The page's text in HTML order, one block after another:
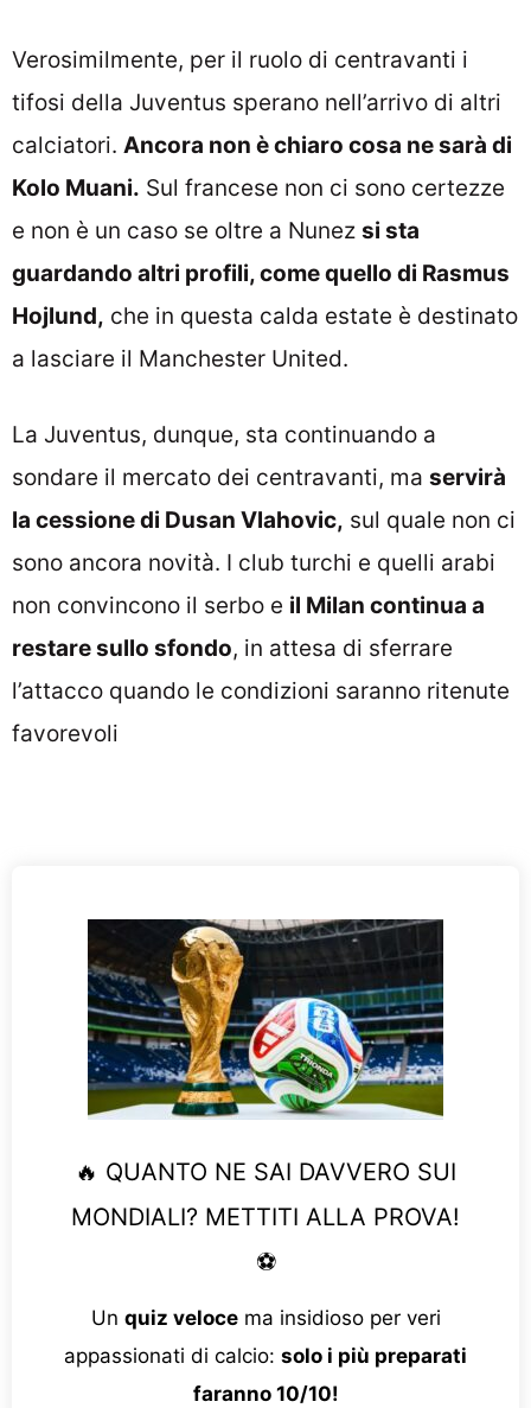
Verosimilmente, per il ruolo di centravanti i
tifosi della Juventus sperano nell’arrivo di altri
calciatori. Ancora non è chiaro cosa ne sarà di
Kolo Muani. Sul francese non ci sono certezze
e non è un caso se oltre a Nunez si sta
guardando altri profili, come quello di Rasmus
Hojlund, che in questa calda estate è destinato
a lasciare il Manchester United.
La Juventus, dunque, sta continuando a
sondare il mercato dei centravanti, ma servirà
la cessione di Dusan Vlahovic, sul quale non ci
sono ancora novità. I club turchi e quelli arabi
non convincono il serbo e il Milan continua a
restare sullo sfondo, in attesa di sferrare
l’attacco quando le condizioni saranno ritenute
favorevoli
🔥 QUANTO NE SAI DAVVERO SUI
MONDIALI? METTITI ALLA PROVA!
⚽
Un quiz velocema insidioso per veri
appassionati di calcio: solo i più preparati
faranno 10/10!